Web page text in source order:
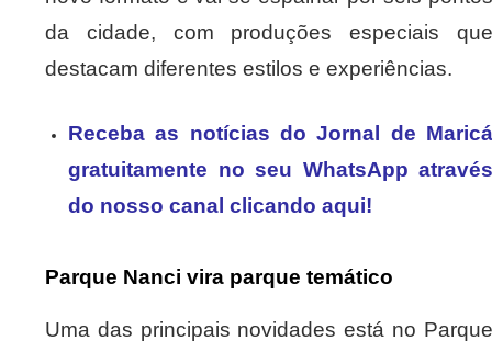
da cidade, com produções especiais que
destacam diferentes estilos e experiências.
Receba as notícias do Jornal de Maricá
gratuitamente no seu WhatsApp através
do nosso canal clicando aqui!
Parque Nanci vira parque temático
Uma das principais novidades está no Parque